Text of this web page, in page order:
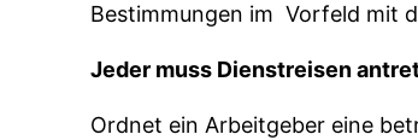
Bestimmungen im Vorfeld mit
Jeder muss Dienstreisen
Ordnet ein Arbeitgeber eine